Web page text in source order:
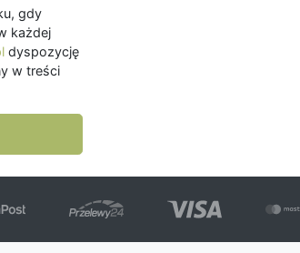
gdy
każdej
dyspozycję
w treści